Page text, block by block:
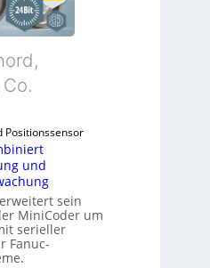
b
Positionssensor
und
sein
MiniCoder um
serieller
Fanuc-